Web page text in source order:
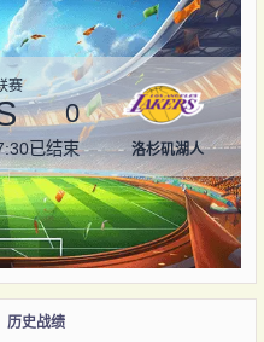
赛
0
已结束 洛杉矶湖人
历史战绩